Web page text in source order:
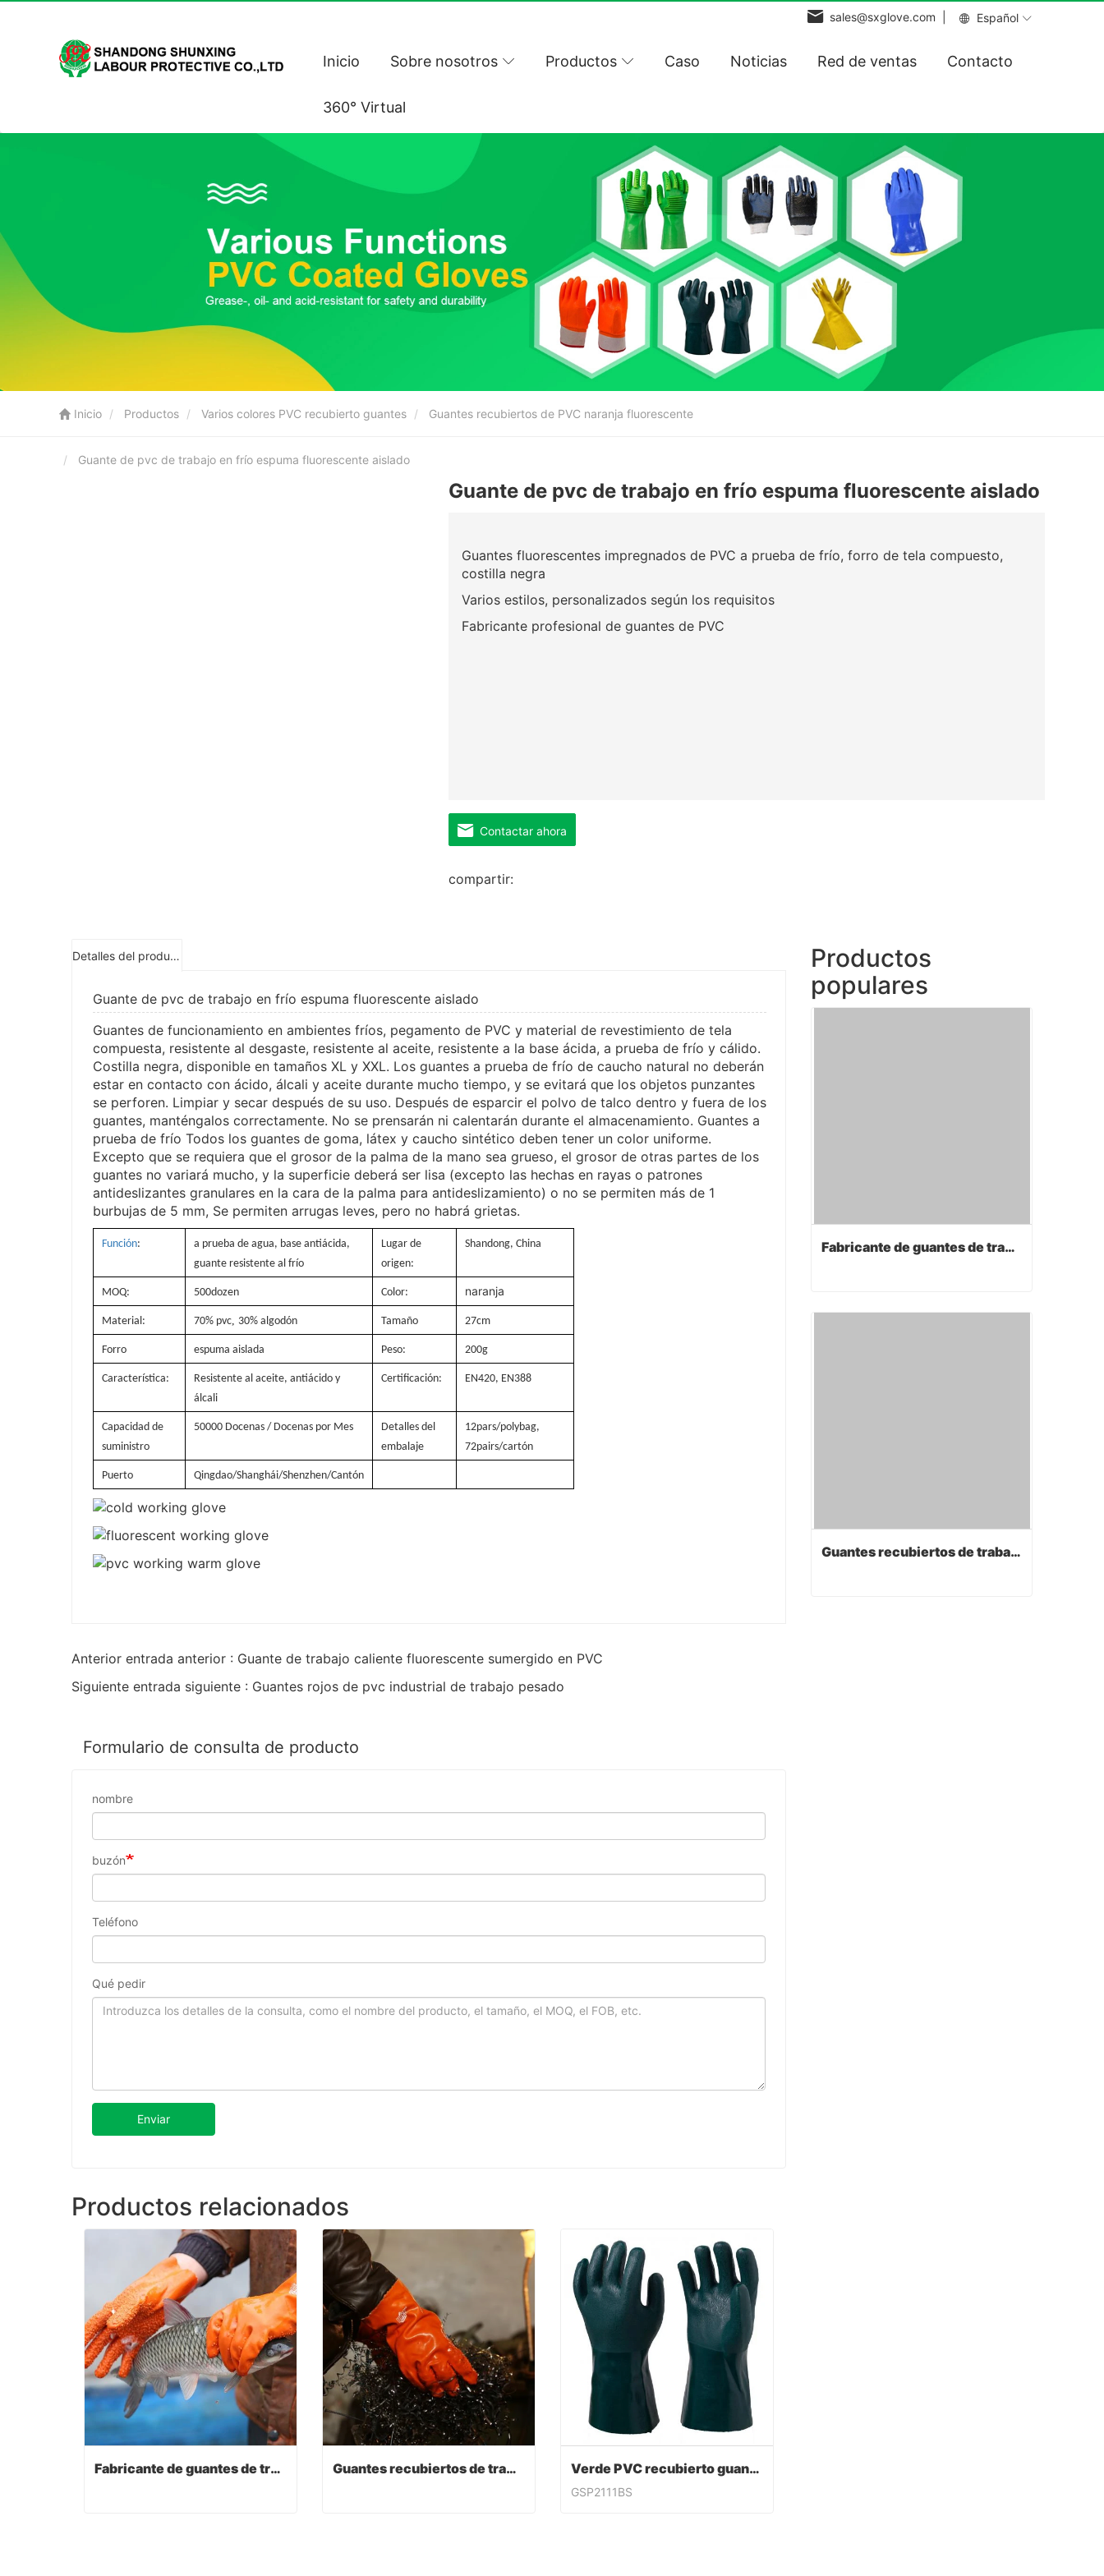
Español
sales@sxglove.com |
Inicio Sobre nosotros Productos Caso Noticias Red de ventas Contacto
360° Virtual
Inicio Productos Varios colores PVC recubierto guantes Guantes recubiertos de PVC naranja fluorescente
Guante de pvc de trabajo en frío espuma fluorescente aislado
Guante de pvc de trabajo en frío espuma fluorescente aislado
Guantes fluorescentes impregnados de PVC a prueba de frío, forro de tela compuesto,
costilla negra
Varios estilos, personalizados según los requisitos
Fabricante profesional de guantes de PVC
Contactar ahora
compartir:
Detalles del producto
Guante de pvc de trabajo en frío espuma fluorescente aislado
Guantes de funcionamiento en ambientes fríos, pegamento de PVC y material de revestimiento de tela
compuesta, resistente al desgaste, resistente al aceite, resistente a la base ácida, a prueba de frío y cálido.
Costilla negra, disponible en tamaños XL y XXL. Los guantes a prueba de frío de caucho natural no deberán
estar en contacto con ácido, álcali y aceite durante mucho tiempo, y se evitará que los objetos punzantes
se perforen. Limpiar y secar después de su uso. Después de esparcir el polvo de talco dentro y fuera de los
guantes, manténgalos correctamente. No se prensarán ni calentarán durante el almacenamiento. Guantes a
prueba de frío Todos los guantes de goma, látex y caucho sintético deben tener un color uniforme.
Excepto que se requiera que el grosor de la palma de la mano sea grueso, el grosor de otras partes de los
guantes no variará mucho, y la superficie deberá ser lisa (excepto las hechas en rayas o patrones
antideslizantes granulares en la cara de la palma para antideslizamiento) o no se permiten más de 1
burbujas de 5 mm, Se permiten arrugas leves, pero no habrá grietas.
Función:
a prueba de agua, base antiácida,
guante resistente al frío
Lugar de
origen:
Shandong, China
MOQ: 500dozen Color: naranja
Material: 70% pvc 30% algodón Tamaño 27cm
Forro espuma aislada Peso: 200g
Característica:
Resistente al aceite, antiácido y
álcali
Certificación: EN420, EN388
Capacidad de
suministro
50000 Docenas / Docenas por Mes
Detalles del
embalaje
12pars/polybag,
72pairs/cartón
Puerto Qingdao/Shanghái/Shenzhen/Cantón
Anterior entrada anterior : Guante de trabajo caliente fluorescente sumergido en PVC
Siguiente entrada siguiente : Guantes rojos de pvc industrial de trabajo pesado
Formulario de consulta de producto
nombre
buzón
Teléfono
Qué pedir
Enviar
Productos relacionados
Fabricante de guantes de trabajo Guantes recubiertos de trabajo de PVC Verde PVC recubierto guantes acabado sandy
GSP2111BS
Productos
populares
Fabricante de guantes de trabajo
Fabricante de guantes de trabajo
Guantes recubiertos de trabajo de PVC